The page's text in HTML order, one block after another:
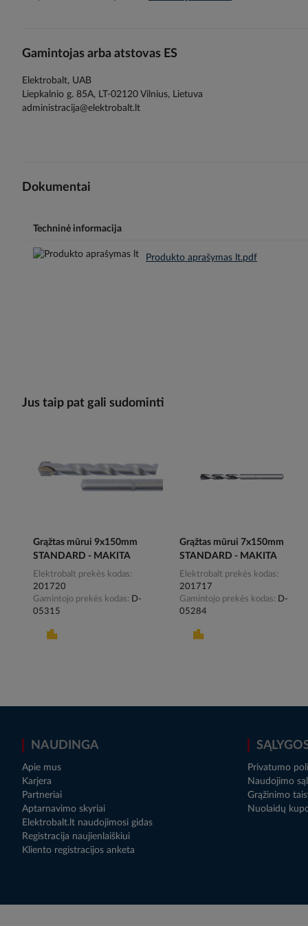
Gamintojas arba atstovas ES
Elektrobalt, UAB
Liepkalnio g. 85A, LT-02120 Vilnius, Lietuva
administracija@elektrobalt.lt
Dokumentai
Techninė informacija
Produkto aprašymas lt.pdf
Jus taip pat gali sudominti
Grąžtas mūrui 9x150mm
STANDARD - MAKITA
Elektrobalt prekės kodas
201720
Gamintojo prekės kodas
D-
05315
Grąžtas mūrui 7x150mm
STANDARD - MAKITA
Elektrobalt prekės kodas
201717
Gamintojo prekės kodas
D-
05284
NAUDINGA
Apie mus
Karjera
Partneriai
Aptarnavimo skyriai
Elektrobalt.lt naudojimosi gidas
Registracija naujienlaiškiui
Kliento registracijos anketa
Privatumo
Naudojimo
Grąžinimo
Nuolaidų